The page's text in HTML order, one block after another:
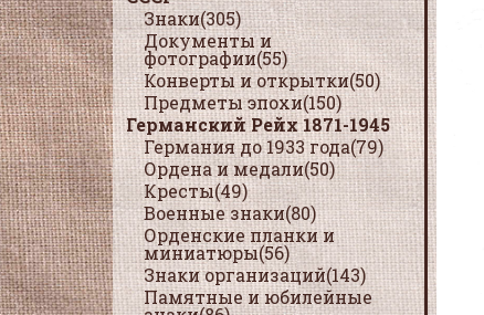
Знаки(305)
Документы и
фотографии(55)
Конверты и открытки(50)
Предметы эпохи(150)
Германский Рейх 1871-1945
Германия до 1933 года(79)
Ордена и медали(50)
Кресты(49)
Военные знаки(80)
Орденские планки и
миниатюры(56)
Знаки организаций(143)
Памятные и юбилейные